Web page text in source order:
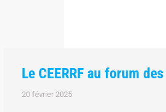
Le CEERRF au forum
20 février 2025